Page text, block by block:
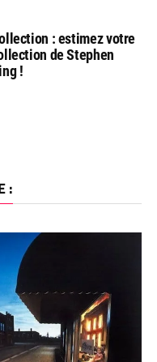
: estimez votre
de Stephen
!
: